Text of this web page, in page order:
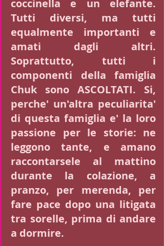
coccinella e un elefante.
Tutti diversi, ma tutti
equalmente importanti e
amati dagli altri.
Soprattutto, tutti i
componenti della famiglia
Chuk sono ASCOLTATI. Si,
perche' un'altra peculiarita'
di questa famiglia e' la loro
passione per le storie: ne
leggono tante, e amano
raccontarsele al mattino
durante la colazione, a
pranzo, per merenda, per
fare pace dopo una litigata
tra sorelle, prima di andare
a dormire.